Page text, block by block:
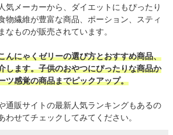
気メーカーから、ダイエットにもぴったり
物繊維が豊富な商品、ポーション、スティ
なものが販売されています。
んにゃくゼリーの選び方とおすすめ商品、
します。子供のおやつにぴったりな商品か
ツ感覚の商品までピックアップ。
通販サイトの最新人気ランキングもあるの
わせてチェックしてみてください。